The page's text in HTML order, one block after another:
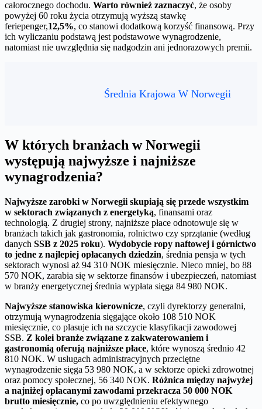
całorocznego dochodu. Warto również zaznaczyć, że osoby
powyżej 60 roku życia otrzymują wyższą stawkę
feriepenger,12,5%, co stanowi dodatkową korzyść finansową. Przy
ich wyliczaniu podstawą jest podstawowe wynagrodzenie,
natomiast nie uwzględnia się nadgodzin ani jednorazowych premii.
Średnia Krajowa W Norwegii
W których branżach w Norwegii
występują najwyższe i najniższe
wynagrodzenia?
Najwyższe zarobki w Norwegii skupiają się przede wszystkim
w sektorach związanych z energetyką, finansami oraz
technologią. Z drugiej strony, najniższe płace odnotowuje się w
branżach takich jak gastronomia, rolnictwo czy sprzątanie (według
danych SSB z 2025 roku). Wydobycie ropy naftowej i górnictwo
to jedne z najlepiej opłacanych dziedzin, średnia pensja w tych
sektorach wynosi aż 94 310 NOK miesięcznie. Nieco mniej, bo 88
570 NOK, zarabia się w sektorze finansów i ubezpieczeń, natomiast
w branży energetycznej średnia wypłata sięga 84 980 NOK.
Najwyższe stanowiska kierownicze, czyli dyrektorzy generalni,
otrzymują wynagrodzenia sięgające około 108 510 NOK
miesięcznie, co plasuje ich na szczycie klasyfikacji zawodowej
SSB. Z kolei branże związane z zakwaterowaniem i
gastronomią oferują najniższe płace, które wynoszą średnio 42
810 NOK. W usługach administracyjnych przeciętne
wynagrodzenie sięga 53 980 NOK, a w sektorze opieki zdrowotnej
oraz pomocy społecznej, 56 340 NOK. Różnica między najwyżej
a najniżej opłacanymi zawodami przekracza 50 000 NOK
brutto miesięcznie, co po uwzględnieniu efektywnego